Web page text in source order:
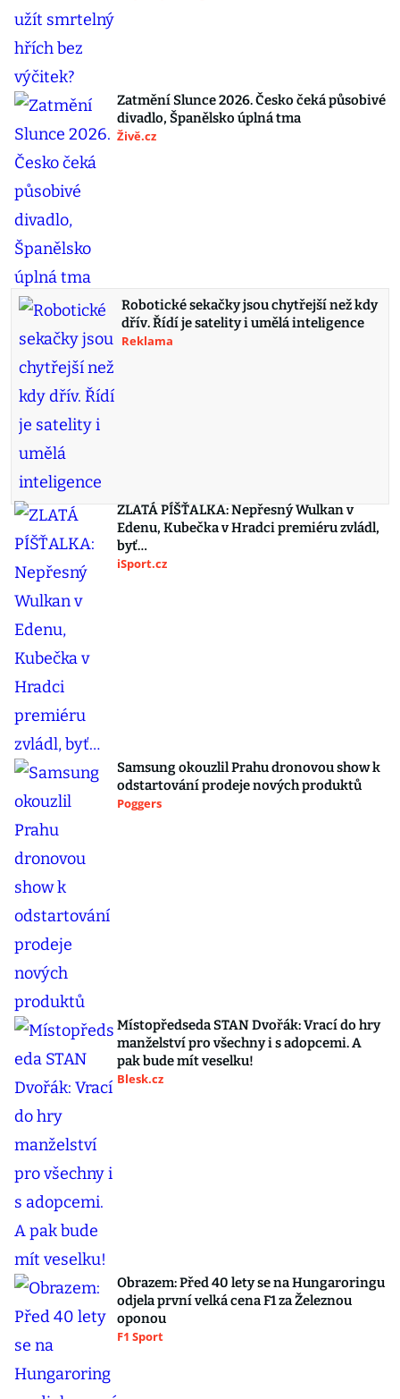
Zatmění Slunce 2026. Česko čeká působivé
divadlo, Španělsko úplná tma
Živě.cz
Robotické sekačky jsou chytřejší než kdy
dřív. Řídí je satelity i umělá inteligence
Reklama
ZLATÁ PÍŠŤALKA: Nepřesný Wulkan v
Edenu, Kubečka v Hradci premiéru zvládl,
byť…
iSport.cz
Samsung okouzlil Prahu dronovou show k
odstartování prodeje nových produktů
Poggers
Místopředseda STAN Dvořák: Vrací do hry
manželství pro všechny i s adopcemi. A
pak bude mít veselku!
Blesk.cz
Obrazem: Před 40 lety se na Hungaroringu
odjela první velká cena F1 za Železnou
oponou
F1 Sport